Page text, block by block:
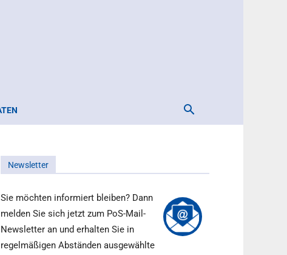
Newsletter
Sie möchten informiert bleiben? Dann
melden Sie sich jetzt zum PoS-Mail-
Newsletter an und erhalten Sie in
regelmäßigen Abständen ausgewählte